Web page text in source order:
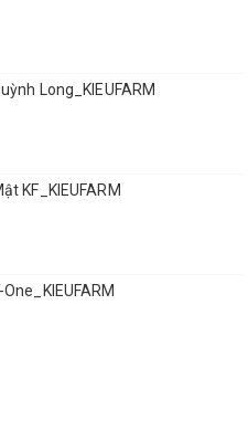
Long_KIEUFARM
KF_KIEUFARM